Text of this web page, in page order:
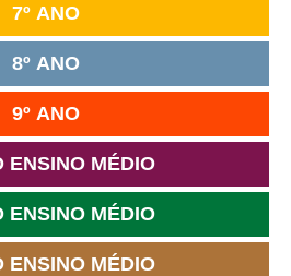
7º ANO
8º ANO
9º ANO
ENSINO MÉDIO
ENSINO MÉDIO
ENSINO MÉDIO